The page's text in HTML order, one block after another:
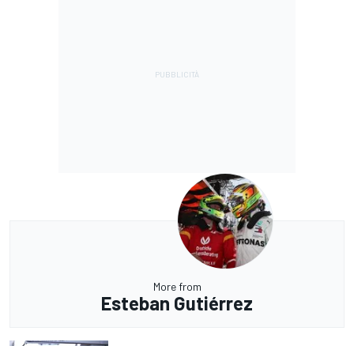
More from
Esteban Gutiérrez